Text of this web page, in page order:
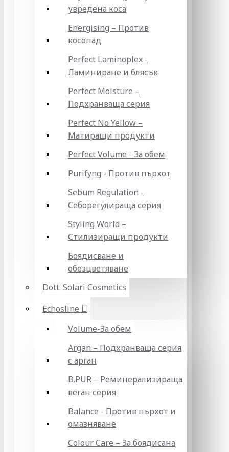
увредена коса
Energising – Против
косопад
Perfect Laminoplex -
Ламиниране и блясък
Perfect Moisture –
Подхранваща серия
Perfect No Yellow –
Матиращи продукти
Perfect Volume - За обем
Purifyng - Против пърхот
Sebum Regulation -
Себорегулираща серия
Styling World –
Стилизиращи продукти
Боядисване и
обезцветяване
Dott. Solari Cosmetics
Echosline
Volume-За обем
Argan – Подхранваща серия
с арган
B.PUR – Реминерализираща
веган серия
Balance - Против пърхот и
омазняване
Colour Care – За боядисана